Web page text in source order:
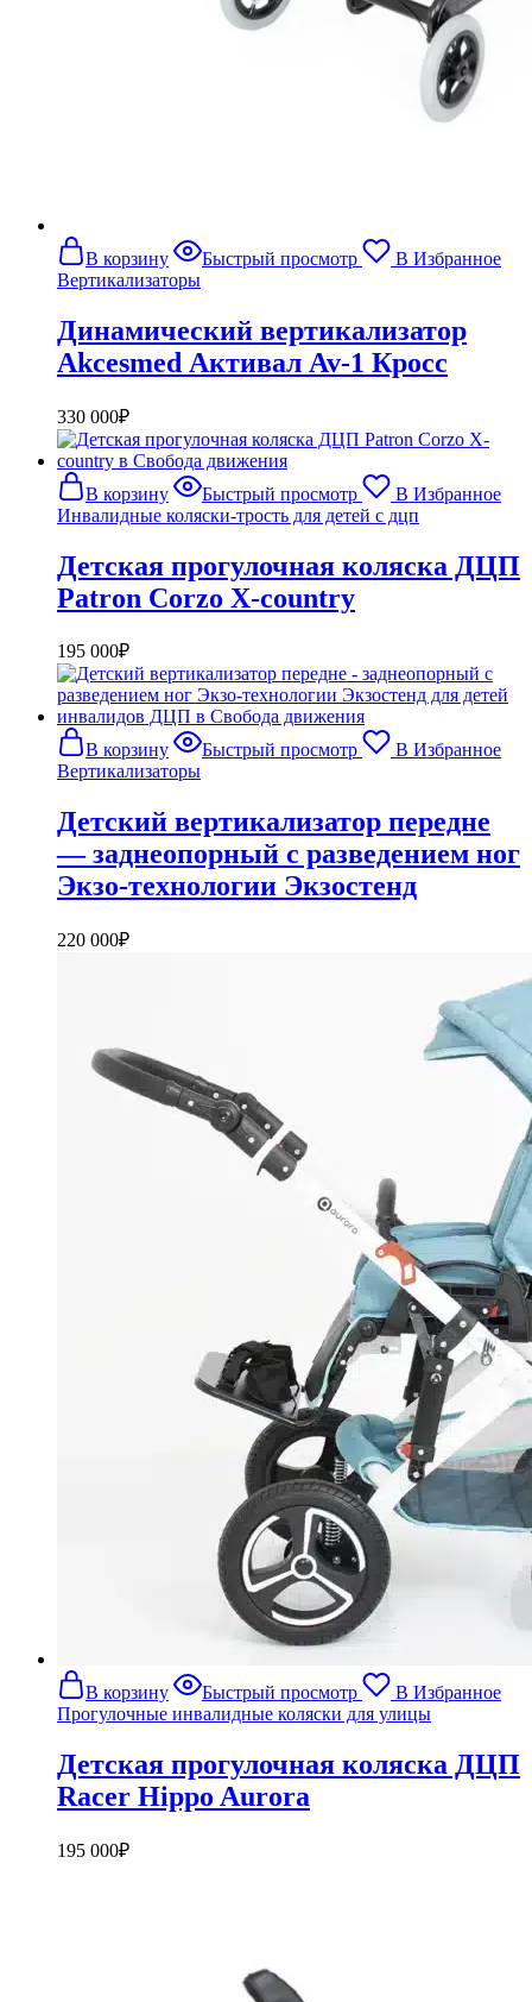
В корзину Быстрый просмотр
В Избранное
Вертикализаторы
Динамический вертикализатор
Akcesmed Активал Av-1 Кросс
330 000₽
В корзину Быстрый просмотр
В Избранное
Инвалидные коляски-трость для детей с дцп
Детская прогулочная коляска ДЦП
Patron Corzo X-country
195 000₽
В корзину Быстрый просмотр
В Избранное
Вертикализаторы
Детский вертикализатор передне
— заднеопорный с разведением ног
Экзо-технологии Экзостенд
220 000₽
В корзину Быстрый просмотр
В Избранное
Прогулочные инвалидные коляски для улицы
Детская прогулочная коляска ДЦП
Racer Hippo Aurora
195 000₽